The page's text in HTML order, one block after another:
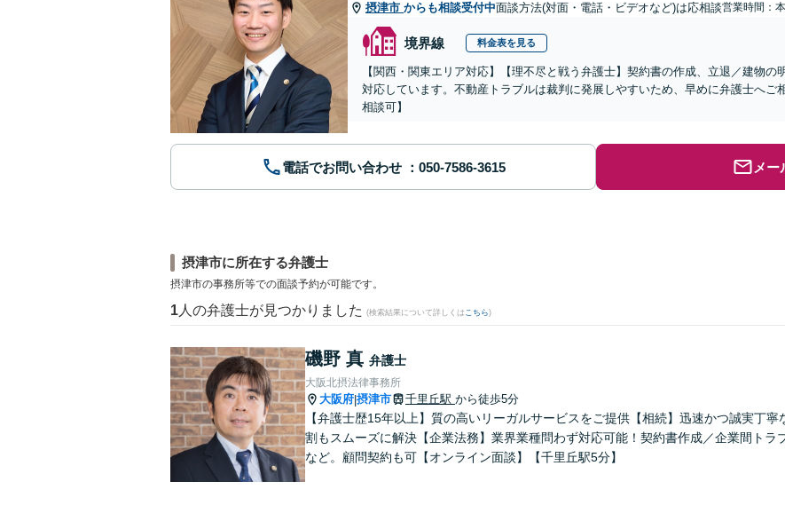
摂津市 からも相談受付中面談方法(対面・電話・ビデオなど)は応相談営業時間：
境界線 料金表を見る
【関西・関東エリア対応】【理不尽と戦う弁護士】契約書の作成、立退／建物の
対応しています。不動産トラブルは裁判に発展しやすいため、早めに弁護士へご
相談可】
電話でお問い合わせ メー
摂津市に所在する弁護士
摂津市の事務所等での面談予約が可能です。
1 人の弁護士が見つかりました (検索結果について詳しくは こちら)
磯野 真 弁護士
大阪北摂法律事務所
大阪府|摂津市 千里丘駅 から徒歩5分
【弁護士歴15年以上】質の高いリーガルサービスをご提供【相続】迅速かつ誠実丁
割もスムーズに解決【企業法務】業界業種問わず対応可能！契約書作成／企業間トラ
など。顧問契約も可【オンライン面談】【千里丘駅5分】